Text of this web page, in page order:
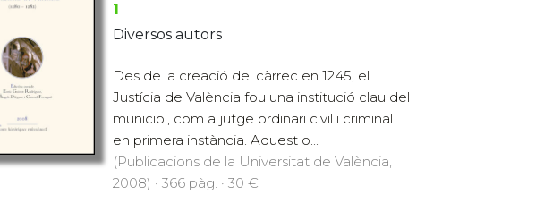
1
Diversos autors
Des de la creació del càrrec en 1245, el
Justícia de València fou una institució clau del
municipi, com a jutge ordinari civil i criminal
en primera instància. Aquest o...
(Publicacions de la Universitat de València,
2008) · 366 pàg. · 30 €